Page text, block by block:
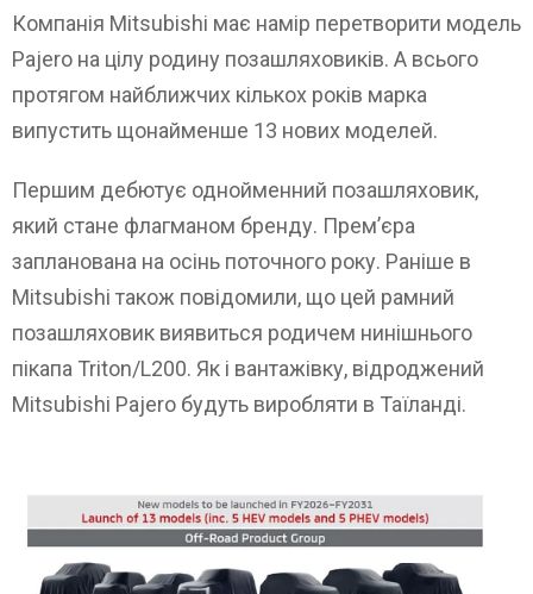
Компанія Mitsubishi має намір перетворити модель
Pajero на цілу родину позашляховиків. А всього
протягом найближчих кількох років марка
випустить щонайменше 13 нових моделей.
Першим дебютує однойменний позашляховик,
який стане флагманом бренду. Прем’єра
запланована на осінь поточного року. Раніше в
Mitsubishi також повідомили, що цей рамний
позашляховик виявиться родичем нинішнього
пікапа Triton/L200. Як і вантажівку, відроджений
Mitsubishi Pajero будуть виробляти в Таїланді.